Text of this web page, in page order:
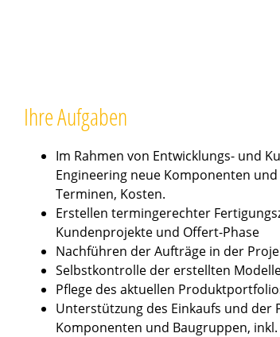
Ihre Aufgaben
Im Rahmen von Entwicklungs- und
Engineering neue Komponenten
Terminen, Kosten.
Erstellen termingerechter
Kundenprojekte und Offert-Phase
Nachführen der Aufträge in der
Selbstkontrolle der erstellten
Pflege des aktuellen
Unterstützung des Einkaufs und der
Komponenten und Baugruppen,